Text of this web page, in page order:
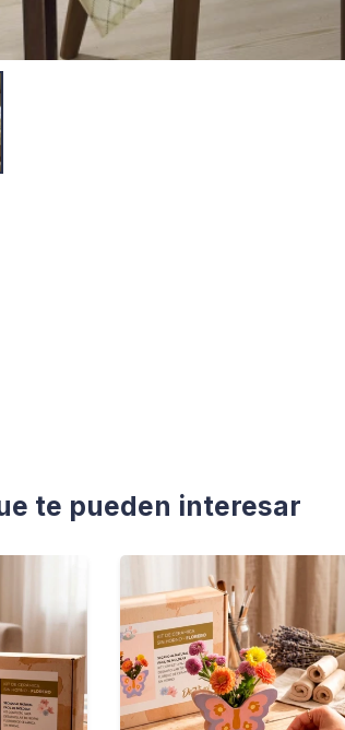
te pueden interesar